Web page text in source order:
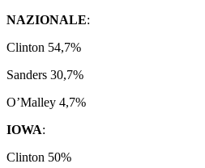
NAZIONALE:
Clinton 54,7%
Sanders 30,7%
O’Malley 4,7%
IOWA:
Clinton 50%